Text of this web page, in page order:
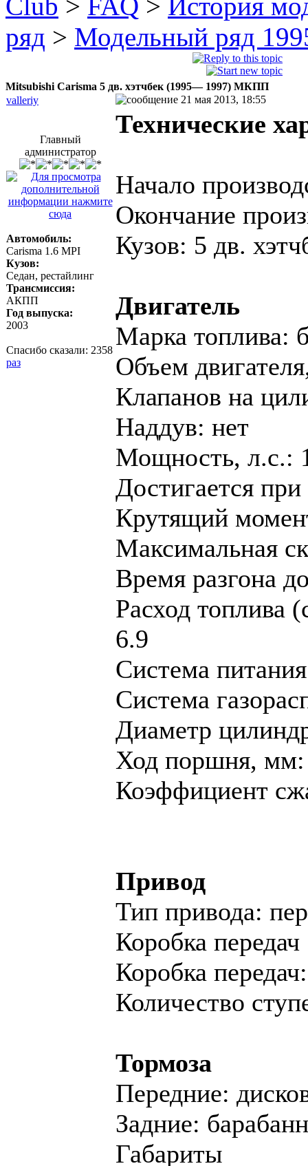
ряд > Модельный ряд
Mitsubishi Carisma 5 дв. хэтчбек (1995— 1997) МКПП
valleriy
21 мая 2013, 18:55
Главный
администратор
Автомобиль:
Carisma 1.6 MPI
Кузов:
Седан, рестайлинг
Трансмиссия:
АКПП
Год выпуска:
2003
Спасибо сказали: 2358
раз
Технические
Начало
Окончание
Кузов: 5 дв.
Двигатель
Марка топлива:
Объем
Клапанов на
Наддув: нет
Мощность, л.с.:
Достигается
Крутящий
Максимальная
Время разгона
Расход топлива
6.9
Система
Система
Диaметр
Ход поршня, мм:
Коэффициент
Привод
Тип привода:
Коробка передач
Коробка
Количество
Тормоза
Передние:
Задние:
Габариты